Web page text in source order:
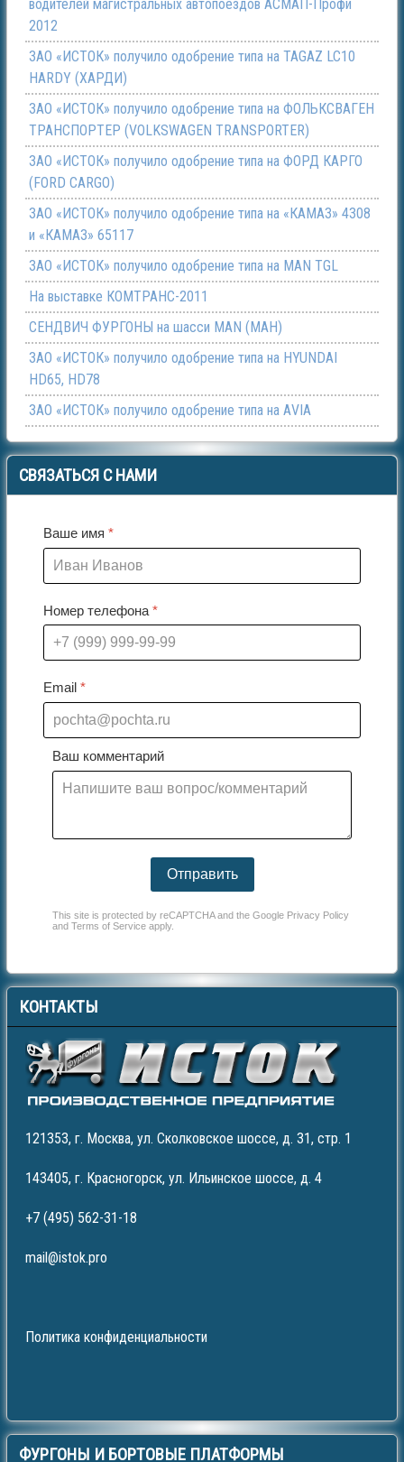
водителей магистральных автопоездов АСМАП-Профи
2012
ЗАО «ИСТОК» получило одобрение типа на TAGAZ LC10
HARDY (ХАРДИ)
ЗАО «ИСТОК» получило одобрение типа на ФОЛЬКСВАГЕН
ТРАНСПОРТЕР (VOLKSWAGEN TRANSPORTER)
ЗАО «ИСТОК» получило одобрение типа на ФОРД КАРГО
(FORD CARGO)
ЗАО «ИСТОК» получило одобрение типа на «КАМАЗ» 4308
и «КАМАЗ» 65117
ЗАО «ИСТОК» получило одобрение типа на МАN TGL
На выставке КОМТРАНС-2011
СЕНДВИЧ ФУРГОНЫ на шасси МАN (МАН)
ЗАО «ИСТОК» получило одобрение типа на HYUNDAI
HD65, HD78
ЗАО «ИСТОК» получило одобрение типа на АVIA
СВЯЗАТЬСЯ С НАМИ
Ваше имя *
Номер телефона *
Email *
Ваш комментарий
Отправить
This site is protected by reCAPTCHA and the Google Privacy Policy
and Terms of Service apply.
КОНТАКТЫ
121353, г. Москва, ул. Сколковское шоссе, д. 31, стр. 1
143405, г. Красногорск, ул. Ильинское шоссе, д. 4
+7 (495) 562-31-18
mail@istok.pro
Политика конфиденциальности
ФУРГОНЫ И БОРТОВЫЕ ПЛАТФОРМЫ